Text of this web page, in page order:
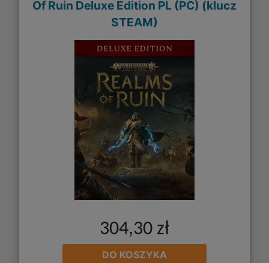
Of Ruin Deluxe Edition PL (PC) (klucz
STEAM)
304,30 zł
DO KOSZYKA